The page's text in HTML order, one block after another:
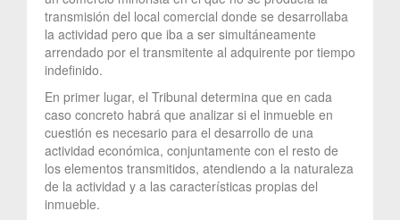
transmisión del local comercial donde se desarrollaba
la actividad pero que iba a ser simultáneamente
arrendado por el transmitente al adquirente por tiempo
indefinido.
En primer lugar, el Tribunal determina que en cada
caso concreto habrá que analizar si el inmueble en
cuestión es necesario para el desarrollo de una
actividad económica, conjuntamente con el resto de
los elementos transmitidos, atendiendo a la naturaleza
de la actividad y a las características propias del
inmueble.